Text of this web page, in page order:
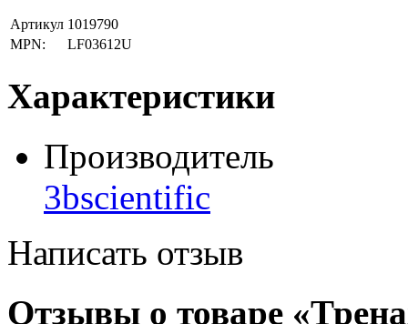
Артикул 1019790
MPN:
LF03612U
Характеристики
Производитель
3bscientific
Написать отзыв
Отзывы о товаре